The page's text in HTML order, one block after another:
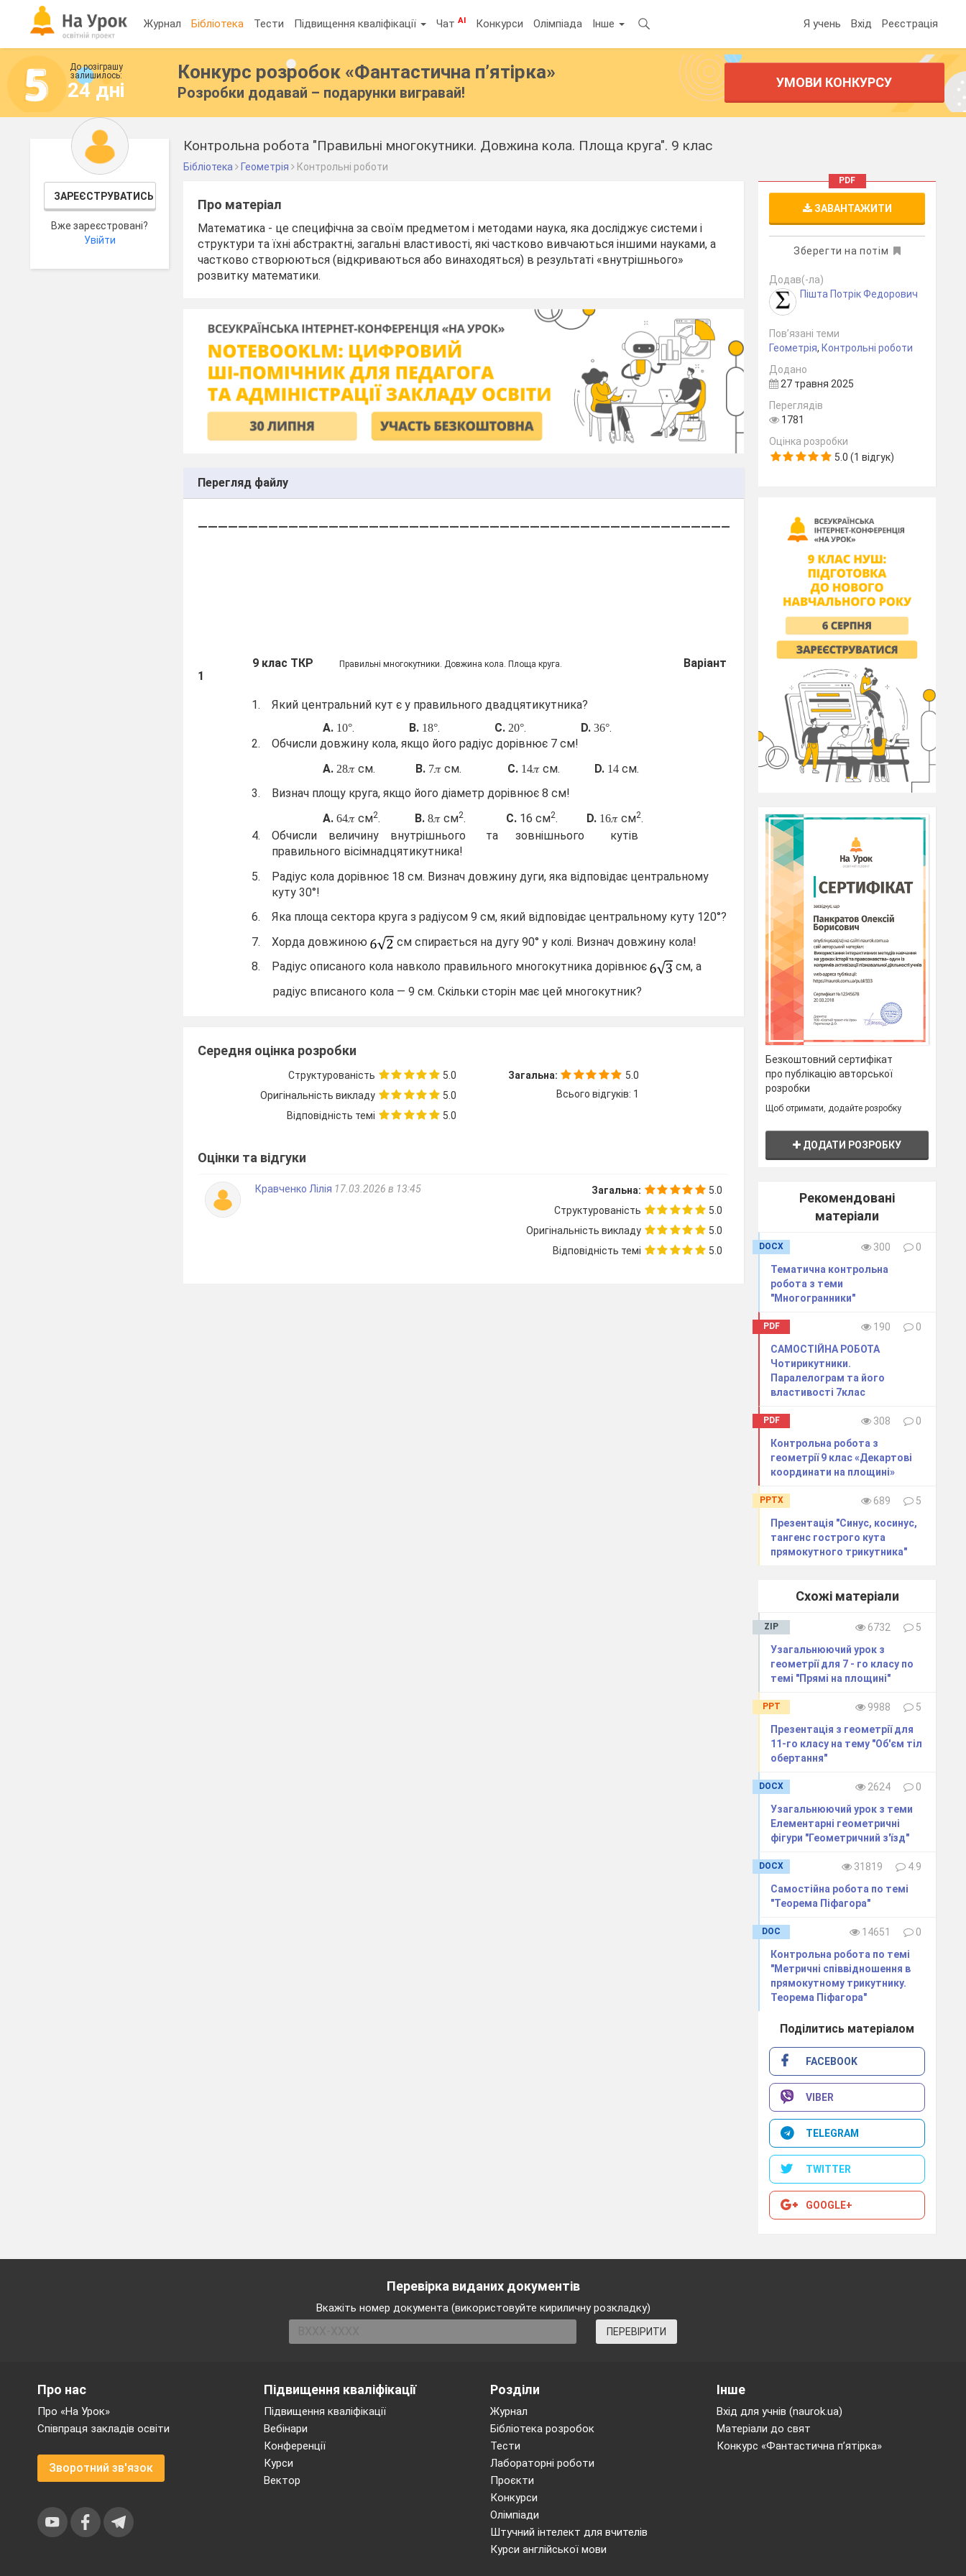
Журнал Бібліотека Тести Підвищення кваліфікації ЧатAI Конкурси Олімпіада Інше Я учень Вхід Реєстрація
До розіграшу
залишилось:
24 дні
Конкурс розробок «Фантастична п’ятірка»
Розробки додавай – подарунки вигравай!
УМОВИ КОНКУРСУ
ЗАРЕЄСТРУВАТИСЬ
Вже зареєстровані?
Увійти
Контрольна робота "Правильні многокутники. Довжина кола. Площа круга". 9 клас
Бібліотека Геометрія Контрольні роботи
Про матеріал
Математика - це специфічна за своїм предметом і методами наука, яка досліджує системи і
структури та їхні абстрактні, загальні властивості, які частково вивчаються іншими науками, а
частково створюються (відкриваються або винаходяться) в результаті «внутрішнього»
розвитку математики.
Перегляд файлу
9 клас TКР Правильні многокутники. Довжина кола. Площа круга.
Варіант
1
1.
Який центральний кут є у правильного двадцятикутника?
А. 10°. B. 18°. C. 20°. D. 36°.
2.
Обчисли довжину кола, якщо його радіус дорівнює 7 см!
А. 28𝜋 см. B. 7𝜋 см. C. 14𝜋 см. D. 14 см.
3.
Визнач площу круга, якщо його діаметр дорівнює 8 см!
А. 64𝜋 см2. B. 8𝜋 см2. C. 16 см2. D. 16𝜋 см2.
4.
Обчисли величину внутрішнього та зовнішнього кутів
правильного вісімнадцятикутника!
5.
Радіус кола дорівнює 18 см. Визнач довжину дуги, яка відповідає центральному
куту 30°!
6.
Яка площа сектора круга з радіусом 9 см, який відповідає центральному куту 120°?
7.
Хорда довжиною
cм спирається на дугу 90° у колі. Визнач довжину кола!
8.
Радіус описаного кола навколо правильного многокутника дорівнює
cм, а
радіус вписаного кола — 9 см. Скільки сторін має цей многокутник?
___________________________________________________________________________________________________
9 клас TКР Правильні многокутники. Довжина кола. Площа круга. Варіант
Який центральний кут є у правильного тридцятикутника?
.D. 30°.
Середня оцінка розробки
Структурованість
5.0
Оригінальність викладу
5.0
Відповідність темі
5.0
Загальна:
5.0
Всього відгуків: 1
Оцінки та відгуки
Кравченко Лілія 17.03.2026 в 13:45 Загальна:
5.0
Структурованість
5.0
Оригінальність викладу
5.0
Відповідність темі
5.0
PDF
ЗАВАНТАЖИТИ
Зберегти на потім
Додав(-ла)
Пішта Потрік Федорович
Пов’язані теми
Геометрія, Контрольні роботи
Додано
27 травня 2025
Переглядів
1781
Оцінка розробки
5.0 (1 відгук)
Безкоштовний сертифікат
про публікацію авторської
розробки
Щоб отримати, додайте розробку
ДОДАТИ РОЗРОБКУ
Рекомендовані
матеріали
DOCX 300
0
Тематична контрольна
робота з теми
"Многогранники"
PDF 190
0
САМОСТІЙНА РОБОТА
Чотирикутники.
Паралелограм та його
властивості 7клас
PDF 308
0
Контрольна робота з
геометрії 9 клас «Декартові
координати на площині»
PPTX 689
5
Презентація "Синус, косинус,
тангенс гострого кута
прямокутного трикутника"
Схожі матеріали
ZIP 6732
5
Узагальнюючий урок з
геометрії для 7 - го класу по
темі "Прямі на площині"
PPT 9988
5
Презентація з геометрії для
11-го класу на тему "Об'єм тіл
обертання"
DOCX 2624
0
Узагальнюючий урок з теми
Елементарні геометричні
фігури "Геометричний з'їзд"
DOCX 31819
4.9
Самостійна робота по темі
"Теорема Піфагора"
DOC 14651
0
Контрольна робота по темі
"Метричні співвідношення в
прямокутному трикутнику.
Теорема Піфагора"
Поділитись матеріалом
FACEBOOK
VIBER
TELEGRAM
TWITTER
GOOGLE+
Перевірка виданих документів
Вкажіть номер документа (використовуйте кириличну розкладку)
ПЕРЕВІРИТИ
Підвищення кваліфікації
Підвищення кваліфікації
Вебінари
Конференції
Курси
Вектор
Розділи
Журнал
Бібліотека розробок
Тести
Лабораторні роботи
Проєкти
Конкурси
Олімпіади
Штучний інтелект для вчителів
Курси англійської мови
Про нас
Про «На Урок»
Співпраця закладів освіти
Зворотний зв'язок
Інше
Вхід для учнів (naurok.ua)
Матеріали до свят
Конкурс «Фантастична п’ятірка»